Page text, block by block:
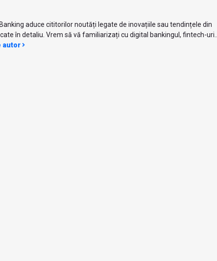
aduce cititorilor noutăți legate de inovațiile sau tendințele din
în detaliu. Vrem să vă familiarizați cu digital bankingul, fintech-uri...
autor